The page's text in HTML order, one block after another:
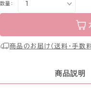
数量：
商品のお届け（送料・手数
商品説明